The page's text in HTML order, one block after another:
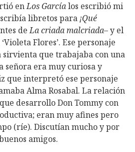
enLos Garcíalos escribió mi
libretos para ¡Qué
deLa criada malcriada– y el
Flores’. Ese personaje
sirvienta que trabajaba con una
señora era muy curiosa y
que interpretó ese personaje
Alma Rosabal. La relación
desarrollo Don Tommy con
eran muy afines pero
(ríe). Discutían mucho y por
amigos.